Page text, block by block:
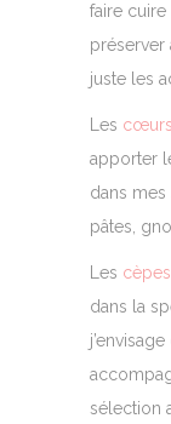
faire
préserver
juste les
Les cœurs
apporter
dans
pâtes,
Les
dans la
sélection